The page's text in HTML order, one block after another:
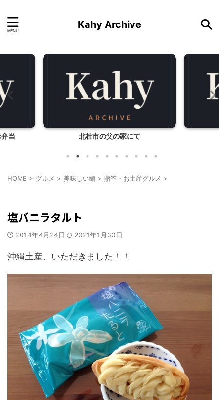
Kahy Archive
て バーバーパパ弁当
HOME > グルメ > 美味しい編 > 贈答・お土産グルメ >
塩バニラタルト
2014年4月24日 2021年1月30日
沖縄土産、いただきました！！